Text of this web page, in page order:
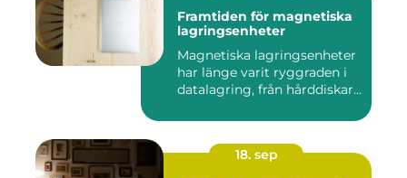
Framtiden för magnetiska
lagringsenheter
Magnetiska lagringsenheter
har länge varit ryggraden i
datalagring, från hårddiskar...
18. sep